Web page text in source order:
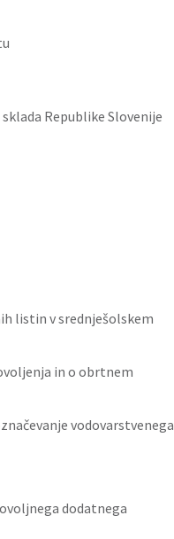
Republike Slovenije
listin v srednješolskem
in o obrtnem
vodovarstvenega
dodatnega